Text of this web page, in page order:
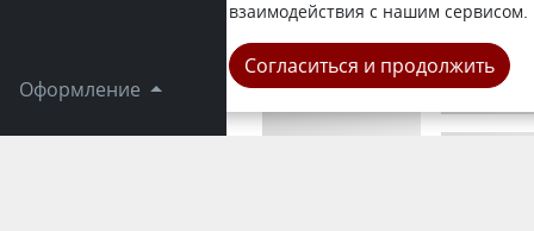
Оформление
Город
взаимодействия с нашим сервисом.
Согласиться и продолжить